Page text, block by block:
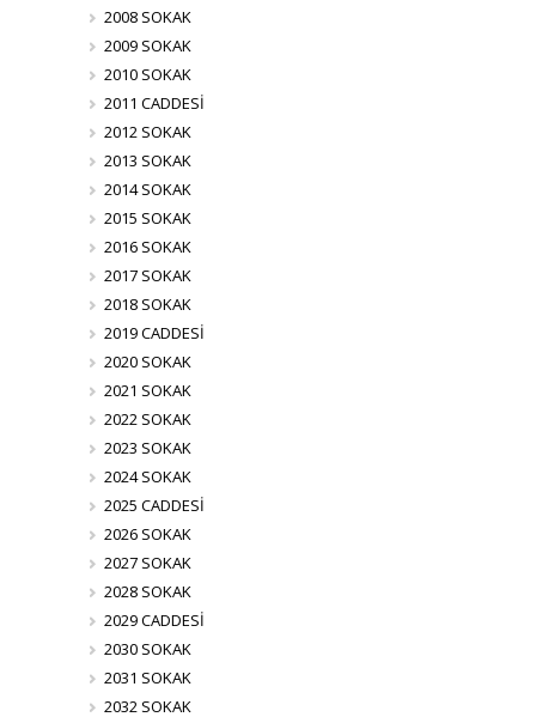
2008 SOKAK
2009 SOKAK
2010 SOKAK
2011 CADDESİ
2012 SOKAK
2013 SOKAK
2014 SOKAK
2015 SOKAK
2016 SOKAK
2017 SOKAK
2018 SOKAK
2019 CADDESİ
2020 SOKAK
2021 SOKAK
2022 SOKAK
2023 SOKAK
2024 SOKAK
2025 CADDESİ
2026 SOKAK
2027 SOKAK
2028 SOKAK
2029 CADDESİ
2030 SOKAK
2031 SOKAK
2032 SOKAK